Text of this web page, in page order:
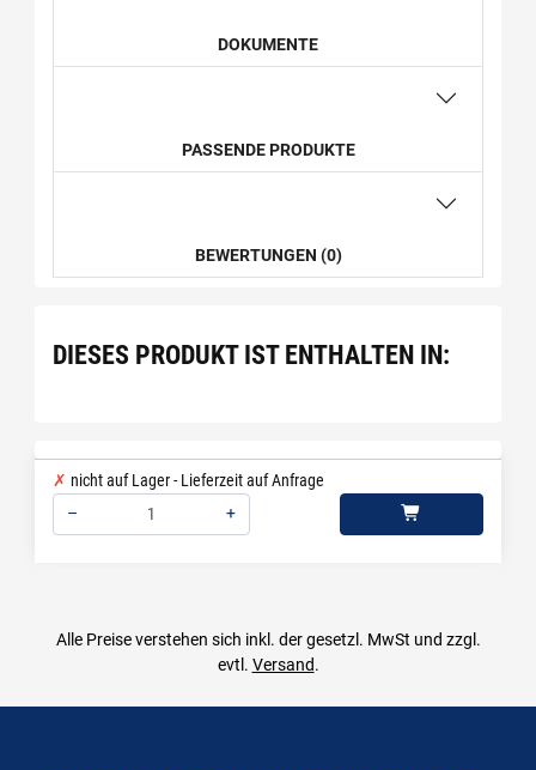
DOKUMENTE
PASSENDE PRODUKTE
BEWERTUNGEN (0)
DIESES PRODUKT IST ENTHALTEN IN:
nicht auf Lager - Lieferzeit auf Anfrage
–
+
Alle Preise verstehen sich inkl. der gesetzl. MwSt und zzgl.
evtl. Versand.